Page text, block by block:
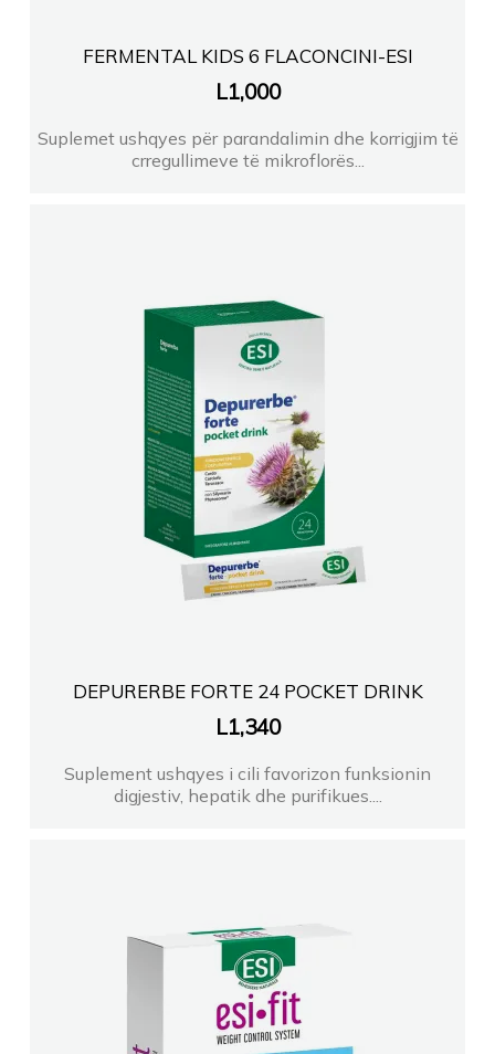
FERMENTAL KIDS 6 FLACONCINI-ESI
L1,000
Suplemet ushqyes për parandalimin dhe korrigjim të
crregullimeve të mikroflorës...
DEPURERBE FORTE 24 POCKET DRINK
L1,340
Suplement ushqyes i cili favorizon funksionin
digjestiv, hepatik dhe purifikues....